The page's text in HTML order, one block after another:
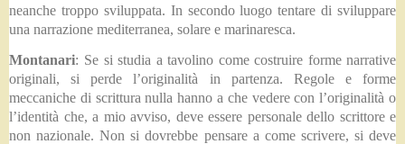
neanche troppo sviluppata. In secondo luogo tentare di sviluppare
una narrazione mediterranea, solare e marinaresca.
Montanari: Se si studia a tavolino come costruire forme narrative
originali, si perde l’originalità in partenza. Regole e forme
meccaniche di scrittura nulla hanno a che vedere con l’originalità o
l’identità che, a mio avviso, deve essere personale dello scrittore e
non nazionale. Non si dovrebbe pensare a come scrivere, si deve